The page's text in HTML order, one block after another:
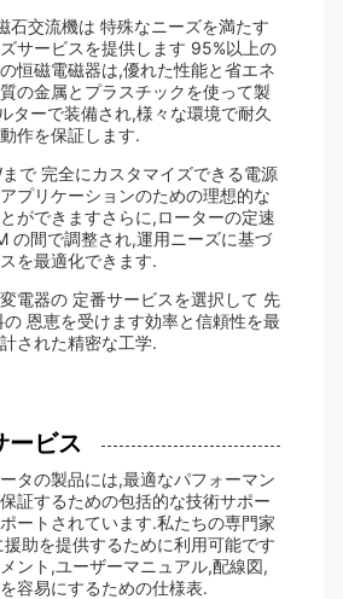
石交流機は 特殊なニーズを満たす
サービスを提供します 95%以上の
恒磁電磁器は,優れた性能と省エネ
の金属とプラスチックを使って製
ターで装備され,様々な環境で耐久
作を保証します.
で 完全にカスタマイズできる電源
プリケーションのための理想的な
ができますさらに,ローターの定速
の間で調整され,運用ニーズに基づ
を最適化できます.
電器の 定番サービスを選択して 先
恩恵を受けます効率と信頼性を最
された精密な工学.
ービス
タの製品には,最適なパフォーマン
証するための包括的な技術サポー
ートされています.私たちの専門家
助を提供するために利用可能です
ント,ユーザーマニュアル,配線図,
容易にするための仕様表.